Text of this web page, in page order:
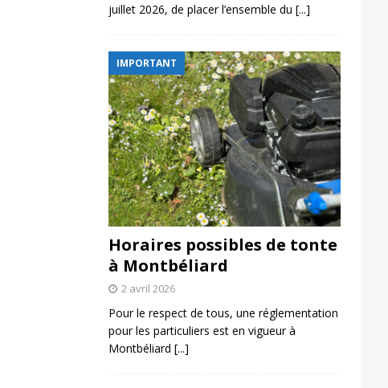
juillet 2026, de placer l’ensemble du [...]
IMPORTANT
Horaires possibles de tonte
à Montbéliard
2 avril 2026
Pour le respect de tous, une réglementation
pour les particuliers est en vigueur à
Montbéliard [...]